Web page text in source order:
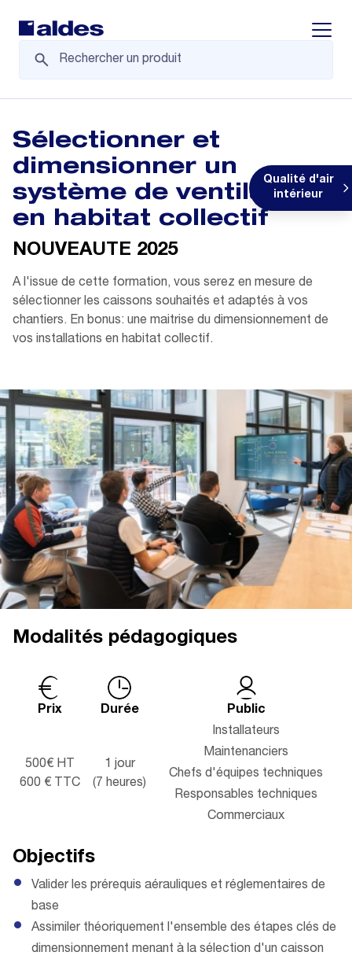
Qualité d'air
intérieur
Sélectionner et
dimensionner un
système de ventilation
en habitat collectif
NOUVEAUTE 2025
A l'issue de cette formation, vous serez en mesure de
sélectionner les caissons souhaités et adaptés à vos
chantiers. En bonus: une maitrise du dimensionnement de
vos installations en habitat collectif.
Modalités pédagogiques
Prix Durée Public
500€ HT
600 € TTC
1 jour
(7 heures)
Installateurs
Maintenanciers
Chefs d'équipes techniques
Responsables techniques
Commerciaux
Objectifs
Valider les prérequis aérauliques et réglementaires de
base
Assimiler théoriquement l'ensemble des étapes clés de
dimensionnement menant à la sélection d'un caisson